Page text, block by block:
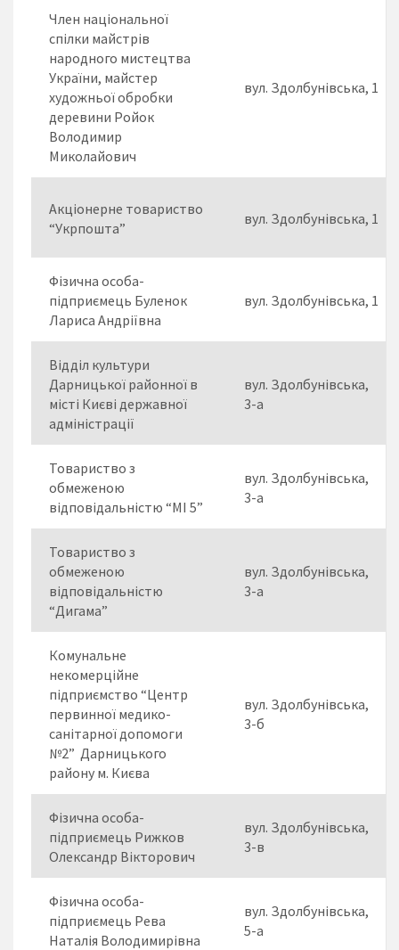
Член національної
спілки майстрів
народного мистецтва
України, майстер
художньої обробки
деревини Ройок
Володимир
Миколайович
вул. Здолбунівська, 1
Акціонерне товариство
“Укрпошта”
вул. Здолбунівська, 1
Фізична особа-
підприємець Буленок
Лариса Андріївна
вул. Здолбунівська, 1
Відділ культури
Дарницької районної в
місті Києві державної
адміністрації
вул. Здолбунівська,
3-а
Товариство з
обмеженою
відповідальністю “МІ 5”
вул. Здолбунівська,
3-а
Товариство з
обмеженою
відповідальністю
“Дигама”
вул. Здолбунівська,
3-а
Комунальне
некомерційне
підприємство “Центр
первинної медико-
санітарної допомоги
№2” Дарницького
району м. Києва
вул. Здолбунівська,
3-б
Фізична особа-
підприємець Рижков
Олександр Вікторович
вул. Здолбунівська,
3-в
Фізична особа-
підприємець Рева
Наталія Володимирівна
вул. Здолбунівська,
5-а